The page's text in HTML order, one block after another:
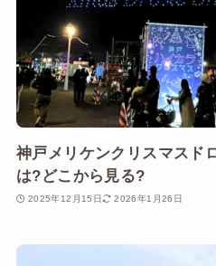
神戸メリケンクリスマスド
は?どこから見る?
2025年12月15日 2026年1月26日